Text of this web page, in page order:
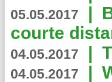
05.05.2017 |
courte
04.05.2017 |
04.05.2017 |